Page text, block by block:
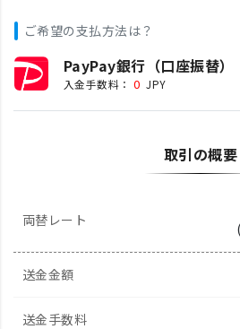
ご希望の支払方法は？
PayPay銀行（口座振替）
入金手数料： 0 JPY
取引の概要
両替レート
送金金額
送金手数料